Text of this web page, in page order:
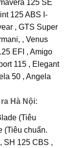
125 SE
125 ABS I-
, GTS Super
, Venus
EFI , Amigo
115 , Elegant
50 , Angela
Hà Nội:
(Tiêu
(Tiêu chuẩn.
SH 125 CBS ,